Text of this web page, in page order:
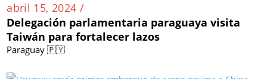
abril 15, 2024 /
Delegación parlamentaria paraguaya visita
Taiwán para fortalecer lazos
Paraguay 🇵🇾